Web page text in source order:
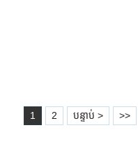
1 2 បន្ទាប់ > >>